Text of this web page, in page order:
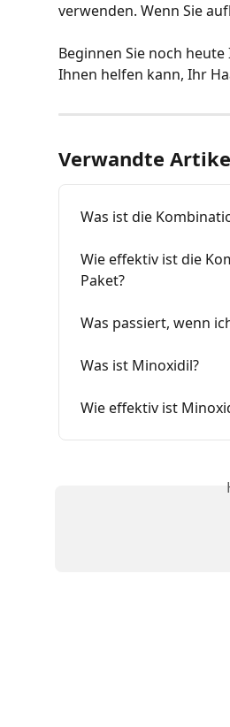
verwenden. Wenn Sie
Beginnen Sie noch
Ihnen helfen kann, Ihr
Verwandte
Was ist die
Wie effektiv ist die
Paket?
Was passiert, wenn
Was ist Minoxidil?
Wie effektiv ist